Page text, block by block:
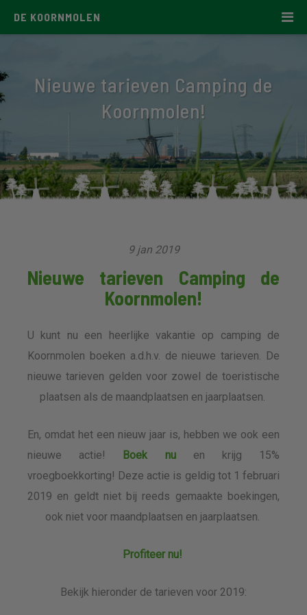
DE KOORNMOLEN
Nieuwe tarieven Camping de
Koornmolen!
9 jan 2019
Nieuwe tarieven Camping de
Koornmolen!
U kunt nu een heerlijke vakantie op camping de
Koornmolen boeken a.d.h.v. de nieuwe tarieven. De
nieuwe tarieven gelden voor zowel de toeristische
plaatsen als de maandplaatsen en jaarplaatsen.
En, omdat het een nieuw jaar is, hebben we ook een
nieuwe actie! Boek nuen krijg 15%
vroegboekkorting! Deze actie is geldig tot 1 februari
2019 en geldt niet bij reeds gemaakte boekingen,
ook niet voor maandplaatsen en jaarplaatsen.
Profiteer nu!
Bekijk hieronder de tarieven voor 2019: